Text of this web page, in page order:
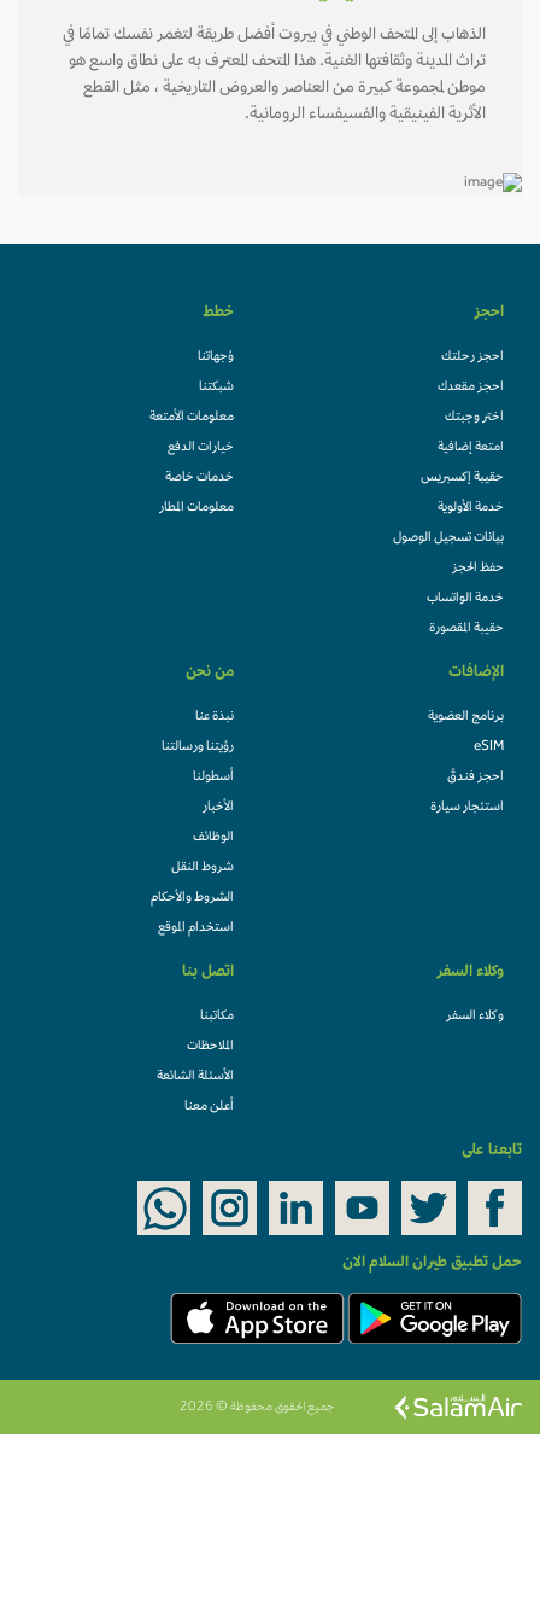
الذهاب إلى المتحف الوطني في بيروت أفضل طريقة لتغمر نفسك تمامًا في
تراث المدينة وثقافتها الغنية. هذا المتحف المعترف به على نطاق واسع هو
موطن لمجموعة كبيرة من العناصر والعروض التاريخية ، مثل القطع
الأثرية الفينيقية والفسيفساء الرومانية.
احجز
احجز رحلتك
احجز مقعدك
اختر وجبتك
امتعة إضافية
حقيبة إكسبريس
خدمة الأولوية
بيانات تسجيل الوصول
حفظ الحجز
خدمة الواتساب
حقيبة المقصورة
خطط
وُجهاتنا
شبكتنا
معلومات الأمتعة
خيارات الدفع
خدمات خاصة
معلومات المطار
الإضافات
برنامج العضوية
eSIM
احجز فندقً
استئجار سيارة
من نحن
نبذة عنا
رؤيتنا ورسالتنا
أسطولنا
الأخبار
الوظائف
شروط النقل
الشروط والأحكام
استخدام الموقع
وكلاء السفر
وكلاء السفر
اتصل بنا
مكاتبنا
الملاحظات
الأسئلة الشائعة
أعلن معنا
تابعنا على
حمل تطبيق طيران السلام الان
جميع الحقوق محفوظة © 2026